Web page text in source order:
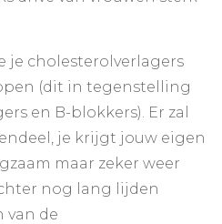
je cholesterolverlagers
(dit in tegenstelling
en B-blokkers). Er zal
je krijgt jouw eigen
maar zeker weer
nog lang lijden
van de